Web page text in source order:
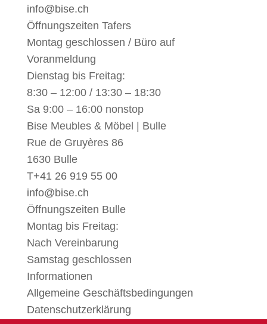
info@bise.ch
Öffnungszeiten Tafers
Montag geschlossen / Büro auf
Voranmeldung
Dienstag bis Freitag:
8:30 – 12:00 / 13:30 – 18:30
Sa 9:00 – 16:00 nonstop
Bise Meubles & Möbel | Bulle
Rue de Gruyères 86
1630 Bulle
T+41 26 919 55 00
info@bise.ch
Öffnungszeiten Bulle
Montag bis Freitag:
Nach Vereinbarung
Samstag geschlossen
Informationen
Allgemeine Geschäftsbedingungen
Datenschutzerklärung